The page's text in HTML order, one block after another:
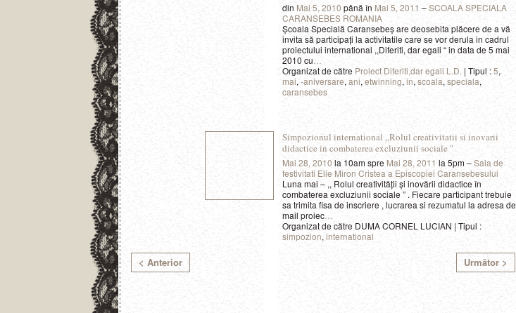
din Mai 5, 2010 până în Mai 5, 2011 –SCOALA SPECIALA
CARANSEBES ROMANIA
Şcoala Specială Caransebeş are deosebita plăcere de a vă
invita să participaţi la activitatile care se vor derula in cadrul
proiectului international ,,Diferiti, dar egali “ in data de 5 mai
2010 cu …
Organizat de către Proiect Diferiti,dar egali L.D. | Tipul :5,
mai, -aniversare, ani, etwinning, in, scoala, speciala,
caransebes
Simpozionul international ,,Rolul creativitatii si inovarii
didactice in combaterea excluziunii sociale "
Mai 28, 2010 la 10am spre Mai 28, 2011 la 5pm –Sala de
festivitati Elie Miron Cristea a Episcopiei Caransebesului
Luna mai – ,, Rolul creativității și inovării didactice în
combaterea excluziunii sociale ” . Fiecare participant trebuie
sa trimita fisa de inscriere , lucrarea si rezumatul la adresa de
mail proiec…
Organizat de către DUMA CORNEL LUCIAN | Tipul :
simpozion, international
< Anterior Următor >